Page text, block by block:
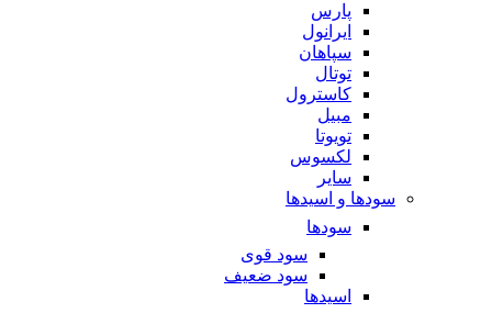
پارس
ایرانول
سپاهان
توتال
کاسترول
مبیل
تویوتا
لکسوس
سایر
سودها و اسیدها
سود‌ها
سود قوی
سود ضعیف
اسید‌ها